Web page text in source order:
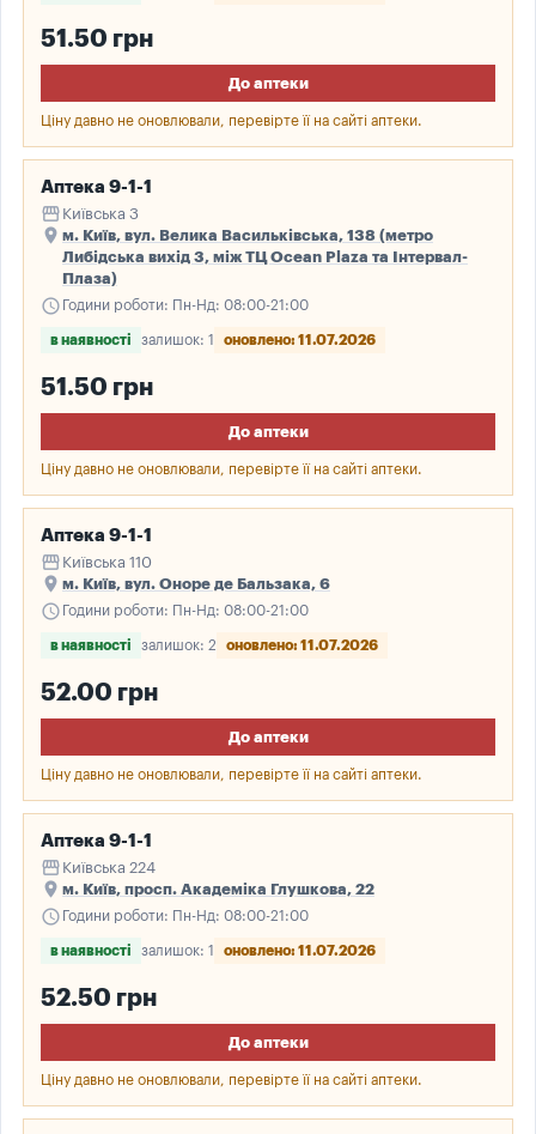
51.50 грн
До аптеки
Ціну давно не оновлювали, перевірте її на сайті аптеки.
Аптека 9-1-1
storefront Київська 3
place м. Київ, вул. Велика Васильківська, 138 (метро
Либідська вихід 3, між ТЦ Ocean Plaza та Інтервал-
Плаза)
schedule Години роботи: Пн-Нд: 08:00-21:00
в наявності залишок: 1 оновлено: 11.07.2026
51.50 грн
До аптеки
Ціну давно не оновлювали, перевірте її на сайті аптеки.
Аптека 9-1-1
storefront Київська 110
place м. Київ, вул. Оноре де Бальзака, 6
schedule Години роботи: Пн-Нд: 08:00-21:00
в наявності залишок: 2 оновлено: 11.07.2026
52.00 грн
До аптеки
Ціну давно не оновлювали, перевірте її на сайті аптеки.
Аптека 9-1-1
storefront Київська 224
place м. Київ, просп. Академіка Глушкова, 22
schedule Години роботи: Пн-Нд: 08:00-21:00
в наявності залишок: 1 оновлено: 11.07.2026
52.50 грн
До аптеки
Ціну давно не оновлювали, перевірте її на сайті аптеки.